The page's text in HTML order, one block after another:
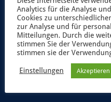
JETZT
Analytics für die Analyse
Cookies zu
zur Analyse und für
Mitteilungen. Durch die
stimmen Sie der
stimmen sie der
Einstellungen Akzeptieren